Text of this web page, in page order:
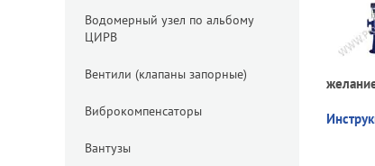
Водомерный узел по альбому
ЦИРВ
Вентили (клапаны запорные)
Виброкомпенсаторы
Вантузы